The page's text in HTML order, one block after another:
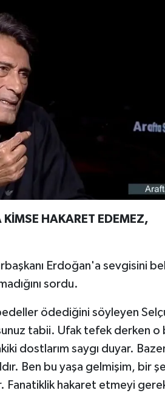
HAKARET EDEMEZ,
Erdoğan'a sevgisini
sordu.
ödediğini söyleyen
tabii. Ufak tefek derken o
dostlarım saygı duyar.
Ben bu yaşa gelmişim, bir
Fanatiklik hakaret etmeyi